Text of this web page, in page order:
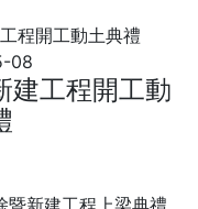
08
建工程開工動